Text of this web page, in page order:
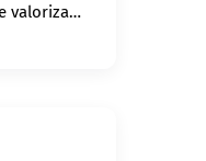
valoriza
no